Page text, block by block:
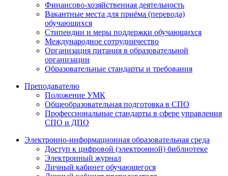
Финансово-хозяйственная деятельность
Вакантные места для приёма (перевода)
обучающихся
Стипендии и меры поддержки обучающихся
Международное сотрудничество
Организация питания в образовательной
организации
Образовательные стандарты и требования
Преподавателю
Положение УМК
Общеобразовательная подготовка в СПО
Профессиональные стандарты в сфере управления
СПО и ДПО
Электронно-информационная образовательная среда
Доступ к цифровой (электронной) библиотеке
Электронный журнал
Личный кабинет обучающегося